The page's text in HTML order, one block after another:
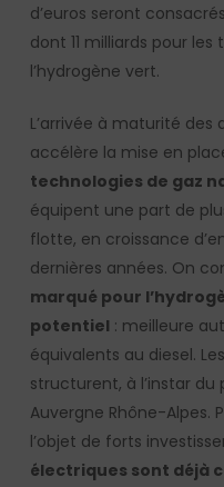
d’euros seront
dont 11 milliards pour
l’hydrogène vert.
L’arrivée à maturité
accélère la mise en
technologies de gaz
équipent une part de
flotte, en croissance
dernières années. On
marqué pour
potentiel : meilleure
équivalents au diesel.
structurent, à l’instar du
Auvergne Rhône-Alpes.
l’objet de forts
électriques sont déjà